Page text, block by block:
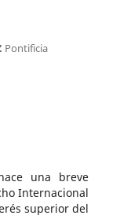
Pontificia
una breve
Internacional
superior del